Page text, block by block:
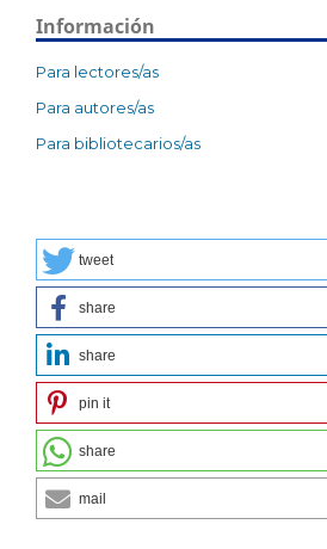
Información
Para lectores/as
Para autores/as
Para bibliotecarios/as
tweet
share
share
pin it
share
mail